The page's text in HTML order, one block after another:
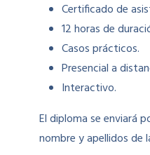
Certificado de
12 horas de
Casos prácticos.
Presencial a
Interactivo.
El diploma se enviará
nombre y apellidos de